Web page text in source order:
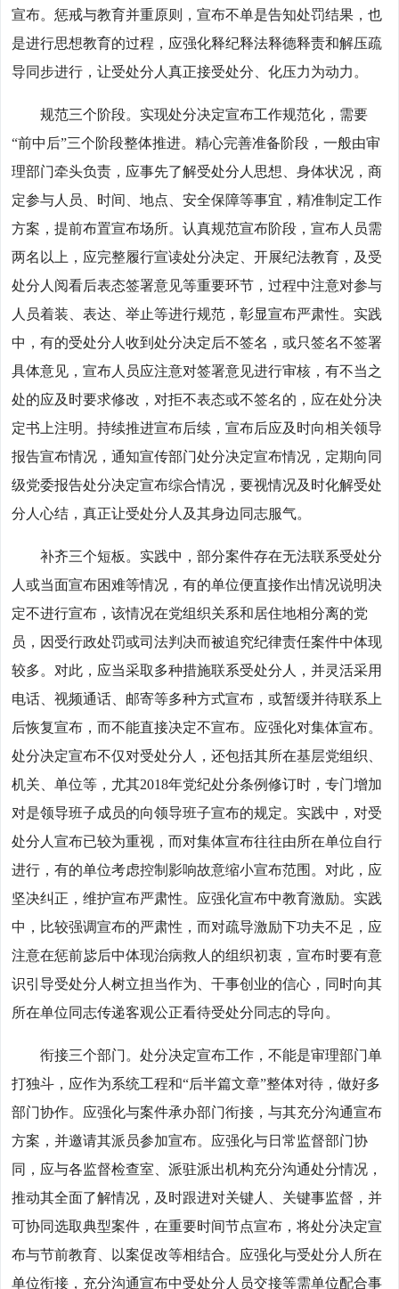
宣布。惩戒与教育并重原则，宣布不单是告知处罚结果，也
是进行思想教育的过程，应强化释纪释法释德释责和解压疏
导同步进行，让受处分人真正接受处分、化压力为动力。
规范三个阶段。实现处分决定宣布工作规范化，需要
“前中后”三个阶段整体推进。精心完善准备阶段，一般由审
理部门牵头负责，应事先了解受处分人思想、身体状况，商
定参与人员、时间、地点、安全保障等事宜，精准制定工作
方案，提前布置宣布场所。认真规范宣布阶段，宣布人员需
两名以上，应完整履行宣读处分决定、开展纪法教育，及受
处分人阅看后表态签署意见等重要环节，过程中注意对参与
人员着装、表达、举止等进行规范，彰显宣布严肃性。实践
中，有的受处分人收到处分决定后不签名，或只签名不签署
具体意见，宣布人员应注意对签署意见进行审核，有不当之
处的应及时要求修改，对拒不表态或不签名的，应在处分决
定书上注明。持续推进宣布后续，宣布后应及时向相关领导
报告宣布情况，通知宣传部门处分决定宣布情况，定期向同
级党委报告处分决定宣布综合情况，要视情况及时化解受处
分人心结，真正让受处分人及其身边同志服气。
补齐三个短板。实践中，部分案件存在无法联系受处分
人或当面宣布困难等情况，有的单位便直接作出情况说明决
定不进行宣布，该情况在党组织关系和居住地相分离的党
员，因受行政处罚或司法判决而被追究纪律责任案件中体现
较多。对此，应当采取多种措施联系受处分人，并灵活采用
电话、视频通话、邮寄等多种方式宣布，或暂缓并待联系上
后恢复宣布，而不能直接决定不宣布。应强化对集体宣布。
处分决定宣布不仅对受处分人，还包括其所在基层党组织、
机关、单位等，尤其2018年党纪处分条例修订时，专门增加
对是领导班子成员的向领导班子宣布的规定。实践中，对受
处分人宣布已较为重视，而对集体宣布往往由所在单位自行
进行，有的单位考虑控制影响故意缩小宣布范围。对此，应
坚决纠正，维护宣布严肃性。应强化宣布中教育激励。实践
中，比较强调宣布的严肃性，而对疏导激励下功夫不足，应
注意在惩前毖后中体现治病救人的组织初衷，宣布时要有意
识引导受处分人树立担当作为、干事创业的信心，同时向其
所在单位同志传递客观公正看待受处分同志的导向。
衔接三个部门。处分决定宣布工作，不能是审理部门单
打独斗，应作为系统工程和“后半篇文章”整体对待，做好多
部门协作。应强化与案件承办部门衔接，与其充分沟通宣布
方案，并邀请其派员参加宣布。应强化与日常监督部门协
同，应与各监督检查室、派驻派出机构充分沟通处分情况，
推动其全面了解情况，及时跟进对关键人、关键事监督，并
可协同选取典型案件，在重要时间节点宣布，将处分决定宣
布与节前教育、以案促改等相结合。应强化与受处分人所在
单位衔接，充分沟通宣布中受处分人员交接等需单位配合事